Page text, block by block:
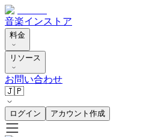
音楽インストア
料金
リソース
お問い合わせ
🇯🇵
ログイン アカウント作成